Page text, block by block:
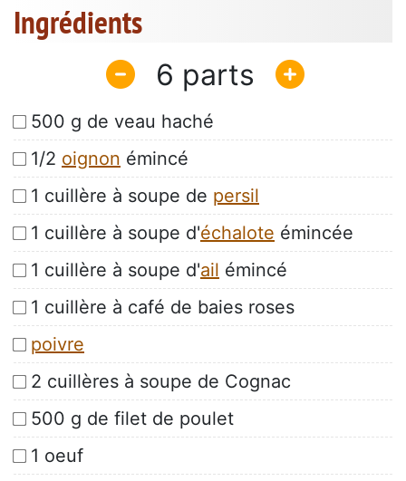
Ingrédients
6
500 g de veau haché
1/2 oignon émincé
1 cuillère à soupe de persil
1 cuillère à soupe d'échalote émincée
1 cuillère à soupe d'ail émincé
1 cuillère à café de baies roses
poivre
2 cuillères à soupe de Cognac
500 g de filet de poulet
1 oeuf